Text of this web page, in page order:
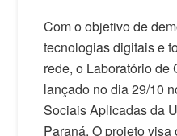
Com o objetivo de
tecnologias digitais e
rede, o Laboratório de
lançado no dia 29/10
Sociais Aplicadas da
Paraná. O projeto